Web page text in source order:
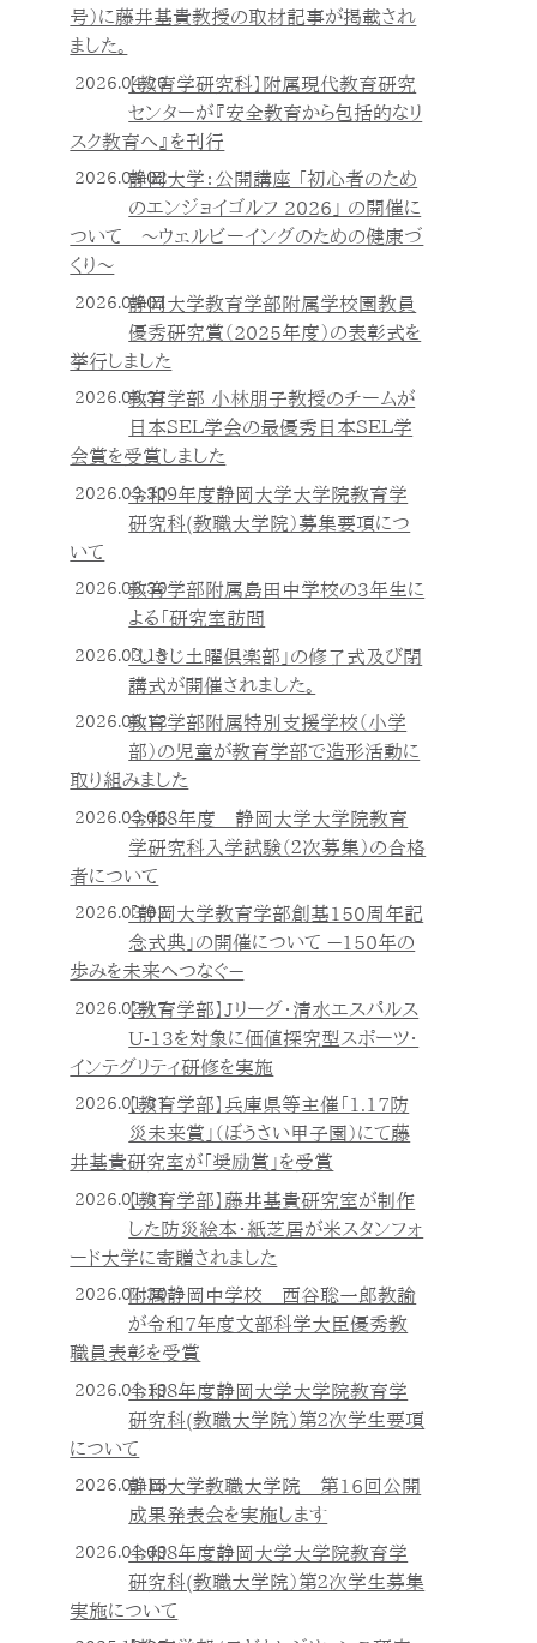
号）に藤井基貴教授の取材記事が掲載され
ました。
2026.04.20【教育学研究科】附属現代教育研究
センターが『安全教育から包括的なリ
スク教育へ』を刊行
2026.04.02静岡大学：公開講座 「初心者のため
のエンジョイゴルフ 2026」 の開催に
ついて ～ウェルビーイングのための健康づ
くり～
2026.04.01静岡大学教育学部附属学校園教員
優秀研究賞（2025年度）の表彰式を
挙行しました
2026.03.31教育学部 小林朋子教授のチームが
日本ＳＥＬ学会の最優秀日本ＳＥＬ学
会賞を受賞しました
2026.03.30令和９年度静岡大学大学院教育学
研究科(教職大学院）募集要項につ
いて
2026.03.30教育学部附属島田中学校の3年生に
よる「研究室訪問
2026.03.18「しきじ土曜倶楽部」の修了式及び閉
講式が開催されました。
2026.03.12教育学部附属特別支援学校（小学
部）の児童が教育学部で造形活動に
取り組みました
2026.03.06令和８年度 静岡大学大学院教育
学研究科入学試験（２次募集）の合格
者について
2026.03.02「静岡大学教育学部創基150周年記
念式典」の開催について －150年の
歩みを未来へつなぐ－
2026.02.17【教育学部】Jリーグ・清水エスパルス
U-13を対象に価値探究型スポーツ・
インテグリティ研修を実施
2026.01.31【教育学部】兵庫県等主催「1.17防
災未来賞」（ぼうさい甲子園）にて藤
井基貴研究室が「奨励賞」を受賞
2026.01.31【教育学部】藤井基貴研究室が制作
した防災絵本・紙芝居が米スタンフォ
ード大学に寄贈されました
2026.01.30附属静岡中学校 西谷聡一郎教諭
が令和7年度文部科学大臣優秀教
職員表彰を受賞
2026.01.19令和８年度静岡大学大学院教育学
研究科(教職大学院）第２次学生要項
について
2026.01.15静岡大学教職大学院 第16回公開
成果発表会を実施します
2026.01.09令和８年度静岡大学大学院教育学
研究科(教職大学院）第２次学生募集
実施について